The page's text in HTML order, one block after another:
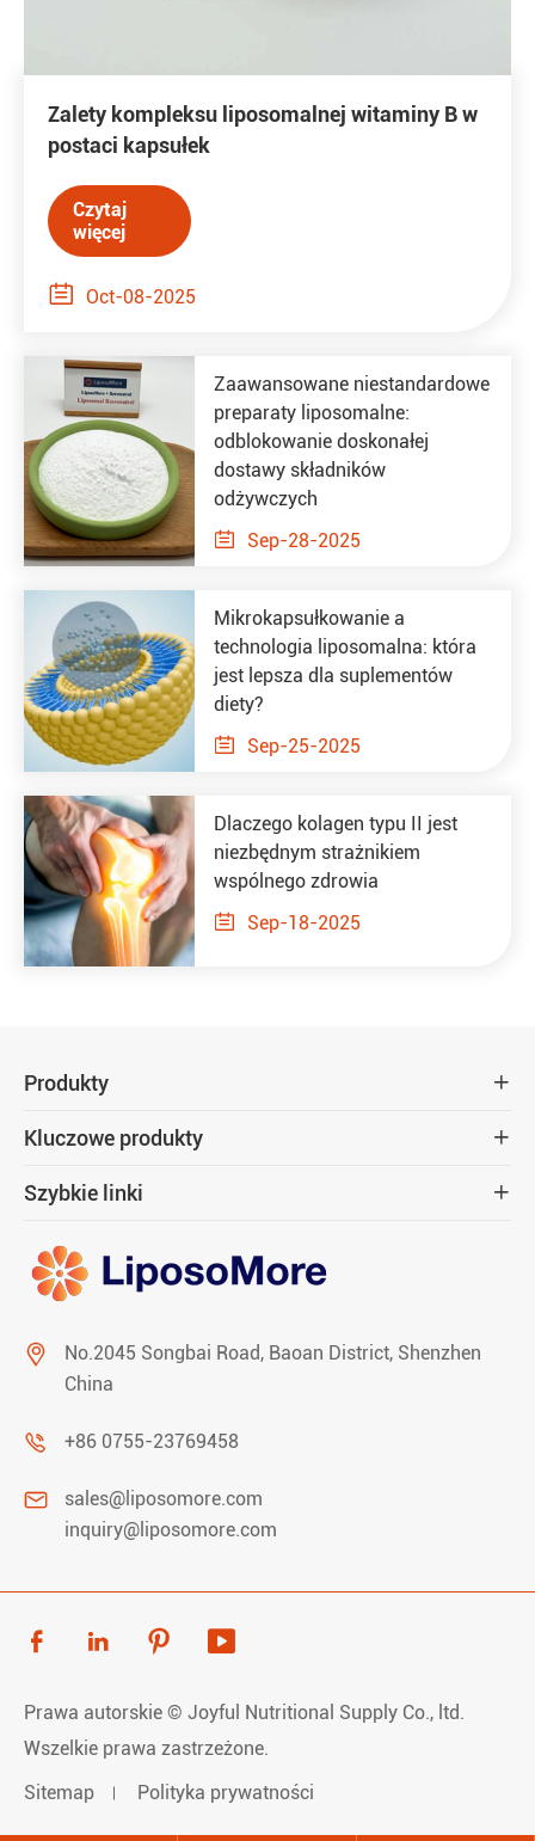
Zalety kompleksu liposomalnej witaminy B w
postaci kapsułek
Czytaj
więcej
 Oct-08-2025
Zaawansowane niestandardowe
preparaty liposomalne:
odblokowanie doskonałej
dostawy składników
odżywczych
 Sep-28-2025
Mikrokapsułkowanie a
technologia liposomalna: która
jest lepsza dla suplementów
diety?
 Sep-25-2025
Dlaczego kolagen typu II jest
niezbędnym strażnikiem
wspólnego zdrowia
 Sep-18-2025
Produkty 
Kluczowe produkty 
Szybkie linki 

No.2045 Songbai Road, Baoan District, Shenzhen
China
 +86 0755-23769458

sales@liposomore.com
inquiry@liposomore.com
   
Prawa autorskie © Joyful Nutritional Supply Co., ltd.
Wszelkie prawa zastrzeżone.
Sitemap
Polityka prywatności